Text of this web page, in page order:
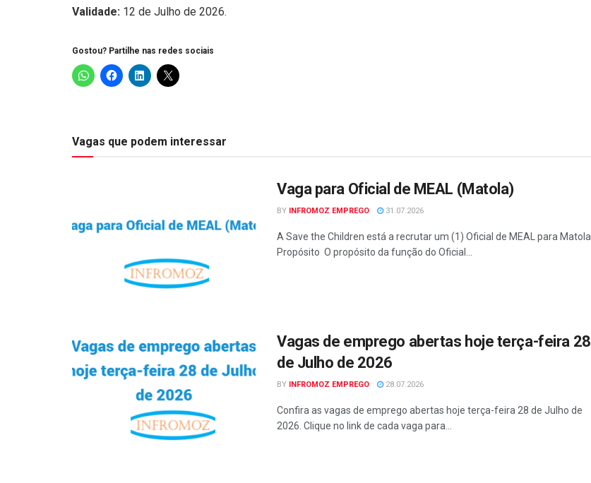
Validade: 12 de Julho de 2026.
Gostou? Partilhe nas redes sociais
Vagas que podem interessar
Vaga para Oficial de MEAL (Matola)
BY INFROMOZ EMPREGO 31.07.2026
A Save the Children está a recrutar um (1) Oficial de MEAL para Matola.
Propósito O propósito da função do Oficial...
Vagas de emprego abertas hoje terça-feira 28
de Julho de 2026
BY INFROMOZ EMPREGO 28.07.2026
Confira as vagas de emprego abertas hoje terça-feira 28 de Julho de
2026. Clique no link de cada vaga para...